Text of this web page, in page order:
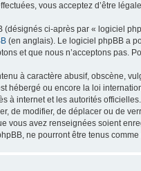
vous acceptez d’être
(désignés ci-après par « logiciel
(en anglais). Le logiciel phpBB a
et que nous n’acceptons pas.
à caractère abusif, obscène,
hébergé ou encore la loi
à internet et les autorités
de modifier, de déplacer ou de
vous avez renseignées soient
ne pourront être tenus